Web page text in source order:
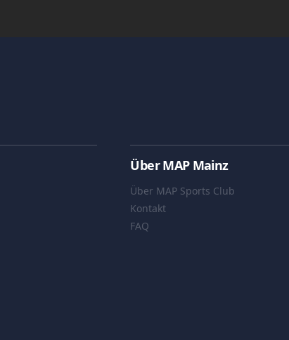
Über MAP Mainz
Über MAP Sports Club
Kontakt
FAQ